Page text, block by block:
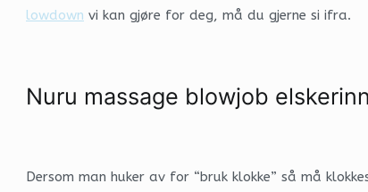
lowdown vi kan gjøre for deg, må du gjerne si ifra.
Nuru massage blowjob
Dersom man huker av for “bruk klokke” så må